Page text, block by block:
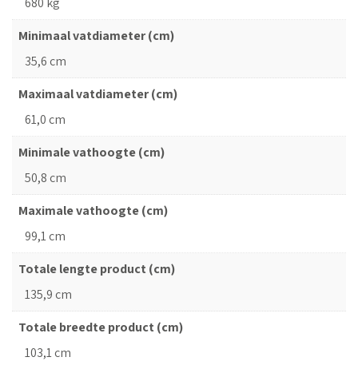
Minimaal vatdiameter (cm)
35,6 cm
Maximaal vatdiameter (cm)
61,0 cm
Minimale vathoogte (cm)
50,8 cm
Maximale vathoogte (cm)
99,1 cm
Totale lengte product (cm)
135,9 cm
Totale breedte product (cm)
103,1 cm